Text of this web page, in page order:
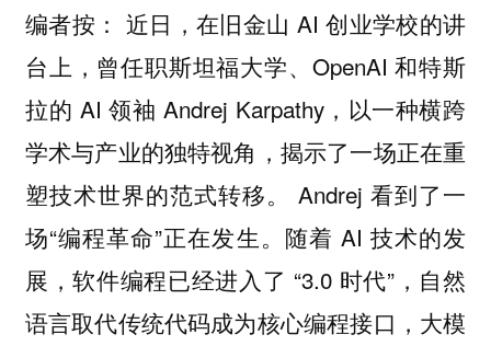
编者按： 近日，在旧金山 AI 创业学校的讲
台上，曾任职斯坦福大学、OpenAI 和特斯
拉的 AI 领袖 Andrej Karpathy，以一种横跨
学术与产业的独特视角，揭示了一场正在重
塑技术世界的范式转移。 Andrej 看到了一
场“编程革命”正在发生。随着 AI 技术的发
展，软件编程已经进入了 “3.0 时代”，自然
语言取代传统代码成为核心编程接口，大模